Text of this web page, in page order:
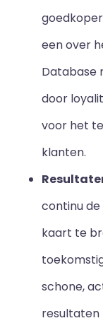
een over
Database
door
voor het
klanten.
continu
kaart te
schone,
resultaten